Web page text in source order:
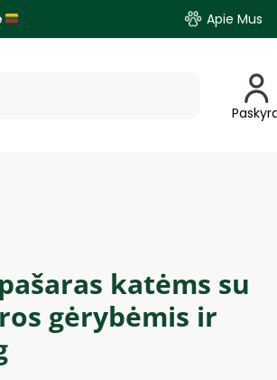
Apie Mus
katėms su
gėrybėmis ir